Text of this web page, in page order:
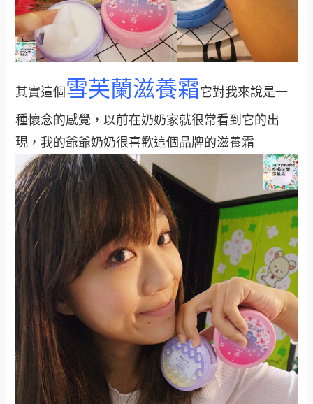
其實這個 雪芙蘭滋養霜它對我來說是一
種懷念的感覺，以前在奶奶家就很常看到它的出
現，我的爺爺奶奶很喜歡這個品牌的滋養霜